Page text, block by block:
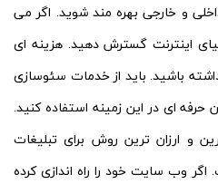
و خارجی بهره مند شوید. اگر می
اینترنت گسترش دهید. هزینه ای
باشید. باید از خدمات سئوسازی
ای در این زمینه استفاده کنید.
و ارزان ترین روش برای تبلیغات
وب سایت خود را راه اندازی کرده